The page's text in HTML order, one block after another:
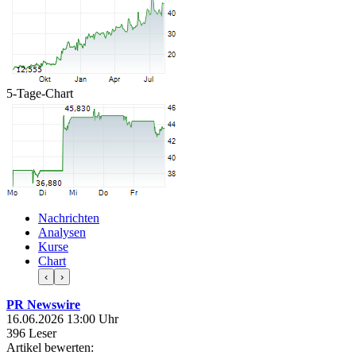
5-Tage-Chart
Nachrichten
Analysen
Kurse
Chart
‹ ›
PR Newswire
16.06.2026 13:00 Uhr
396 Leser
Artikel bewerten: